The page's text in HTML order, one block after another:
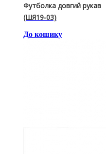
Футболка довгий рукав
(ШЯ19-03)
До кошику